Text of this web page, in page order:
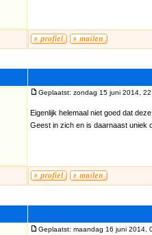
Geplaatst: zondag 15 juni 2014,
Eigenlijk helemaal niet goed dat
Geest in zich en is daarnaast uniek
Geplaatst: maandag 16 juni 2014,